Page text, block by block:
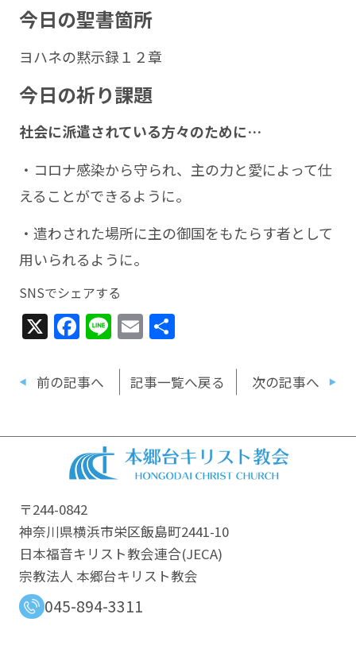
今日の聖書箇所
ヨハネの黙示録１２章
今日の祈り課題
社会に派遣されている方々のために…
・コロナ感染から守られ、主の力と愛によって仕
えることができるように。
・遣わされた場所に主の御国をもたらす者として
用いられるように。
SNSでシェアする
X Facebook
LineEmail
共
前の記事へ 記事一覧へ戻る 次の記事へ
〒244-0842
神奈川県横浜市栄区飯島町2441-10
日本福音キリスト教会連合​(JECA)
宗教法人 本郷台キリスト教会
045-894-3311